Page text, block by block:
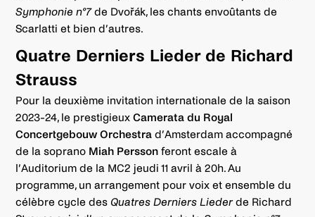
Symphonie n°7de Dvořák, les chants envoûtants de
Scarlatti et bien d’autres.
Quatre Derniers Lieder de Richard
Strauss
Pour la deuxième invitation internationale de la saison
2023-24, le prestigieuxCamerata du Royal
Concertgebouw Orchestra d’Amsterdam accompagné
de la soprano Miah Persson feront escale à
l’Auditorium de la MC2 jeudi 11 avril à 20h. Au
programme, un arrangement pour voix et ensemble du
célèbre cycle des Quatres Derniers Liederde Richard